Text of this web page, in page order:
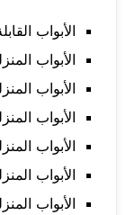
الأبواب
الأبواب
الأبواب
الأبواب
الأبواب
الأبواب
الأبواب